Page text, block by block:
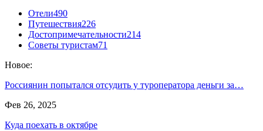
Отели490
Путешествия226
Достопримечательности214
Советы туристам71
Новое:
Россиянин попытался отсудить у туроператора деньги за…
Фев 26, 2025
Куда поехать в октябре